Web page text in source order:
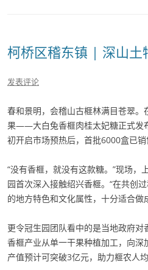
柯桥区稽东镇 | 深山土
发表评论
春和景明，会稽山古榧林满目苍翠
果——大白兔香榧肉桂太妃糖正式发
初开启市场预热后，首批6000盒已销
“没有香榧，就没有这款糖。”现场
园首次深入接触绍兴香榧。“在共创
的地方特色和文化属性，十分适合做
更令冠生园团队看中的是当地政府
香榧产业从单一干果种植加工，向
产值预计可突破3亿元，助力榧农人